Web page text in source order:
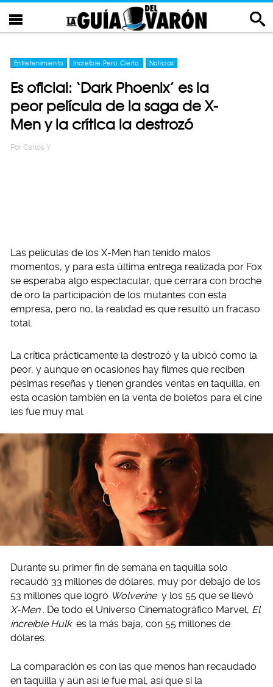
Entretenimiento Increíble Pero Cierto Noticias
Es oficial: ‘Dark Phoenix’ es la
peor película de la saga de X-
Men y la crítica la destrozó
Por Carlos Y
Las películas de los X-Men han tenido malos
momentos, y para esta última entrega realizada por Fox
se esperaba algo espectacular, que cerrara con broche
de oro la participación de los mutantes con esta
empresa, pero no, la realidad es que resultó un fracaso
total.
La crítica prácticamente la destrozó y la ubicó como la
peor, y aunque en ocasiones hay filmes que reciben
pésimas reseñas y tienen grandes ventas en taquilla, en
esta ocasión también en la venta de boletos para el cine
les fue muy mal.
Durante su primer fin de semana en taquilla solo
recaudó 33 millones de dólares, muy por debajo de los
53 millones que logró Wolverine y los 55 que se llevó
X-Men
. De todo el Universo Cinematográfico Marvel, El
increíble Hulk es la más baja, con 55 millones de
dólares.
La comparación es con las que menos han recaudado
en taquilla y aún así le fue mal, así que si la